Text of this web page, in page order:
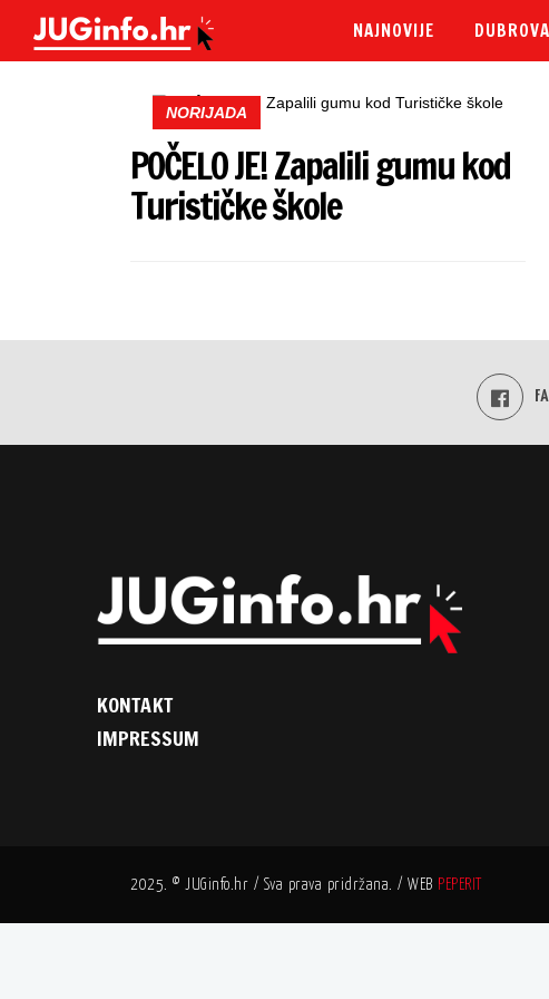
NAJNOVIJE
NORIJADA
POČELO JE! Zapalili gumu kod
Turističke škole
KONTAKT
IMPRESSUM
2025. © JUGinfo.hr / Sva prava pridržana. / WEB PEPERIT